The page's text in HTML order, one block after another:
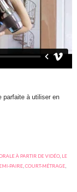
parfaite à utiliser en
À PARTIR DE VIDÉO, LE
PAIRE ,COURT-MÉTRAGE